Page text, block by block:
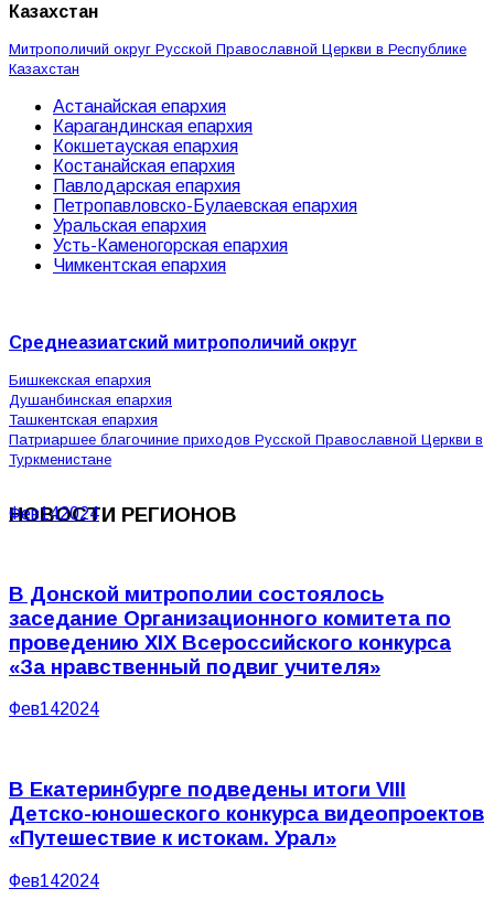
Казахстан
Митрополичий округ Русской Православной Церкви в Республике
Казахстан
Астанайская епархия
Карагандинская епархия
Кокшетауская епархия
Костанайская епархия
Павлодарская епархия
Петропавловско-Булаевская епархия
Уральская епархия
Усть-Каменогорская епархия
Чимкентская епархия
Среднеазиатский митрополичий округ
Бишкекская епархия
Душанбинская епархия
Ташкентская епархия
Патриаршее благочиние приходов Русской Православной Церкви в
Туркменистане
НОВОСТИ РЕГИОНОВ
Фев142024
В Донской митрополии состоялось
заседание Организационного комитета по
проведению XIX Всероссийского конкурса
«За нравственный подвиг учителя»
Фев142024
В Екатеринбурге подведены итоги VIII
Детско-юношеского конкурса видеопроектов
«Путешествие к истокам. Урал»
Фев142024